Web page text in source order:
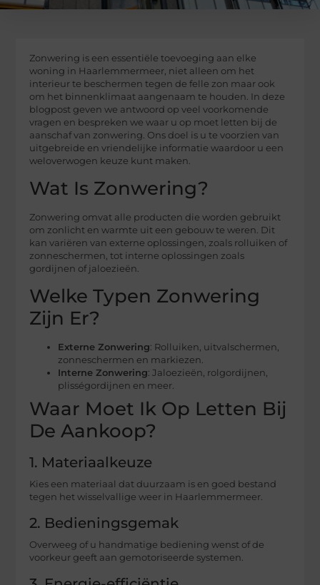
Zonwering is een essentiële toevoeging aan elke
woning in Haarlemmermeer, niet alleen om het
interieur te beschermen tegen de felle zon maar ook
om het binnenklimaat aangenaam te houden. In deze
blogpost geven we antwoord op veel voorkomende
vragen en bespreken we waar u op moet letten bij de
aanschaf van zonwering. Ons doel is u te voorzien van
uitgebreide en vriendelijke informatie waardoor u een
weloverwogen keuze kunt maken.
Wat Is Zonwering?
Zonwering omvat alle producten die worden gebruikt
om zonlicht en warmte uit een gebouw te weren. Dit
kan variëren van externe oplossingen, zoals rolluiken of
zonneschermen, tot interne oplossingen zoals
gordijnen of jaloezieën.
Welke Typen Zonwering
Zijn Er?
Externe Zonwering: Rolluiken, uitvalschermen,
zonneschermen en markiezen.
Interne Zonwering: Jaloezieën, rolgordijnen,
plisségordijnen en meer.
Waar Moet Ik Op Letten Bij
De Aankoop?
1. Materiaalkeuze
Kies een materiaal dat duurzaam is en goed bestand
tegen het wisselvallige weer in Haarlemmermeer.
2. Bedieningsgemak
Overweeg of u handmatige bediening wenst of de
voorkeur geeft aan gemotoriseerde systemen.